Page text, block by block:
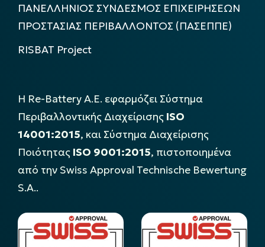
ΠΑΝΕΛΛΗΝΙΟΣ ΣΥΝΔΕΣΜΟΣ ΕΠΙΧΕΙΡΗΣΕΩΝ
ΠΡΟΣΤΑΣΙΑΣ ΠΕΡΙΒΑΛΛΟΝΤΟΣ (ΠΑΣΕΠΠΕ)
RISBAT Project
Η Re-Battery Α.Ε. εφαρμόζει Σύστημα
Περιβαλλοντικής Διαχείρισης ISO
14001:2015, και Σύστημα Διαχείρισης
Ποιότητας ISO 9001:2015, πιστοποιημένα
από την Swiss Approval Technische Bewertung
S.A..